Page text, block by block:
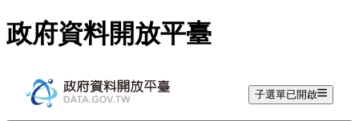
跳至主要內容
政府資料開放平臺
子選單已開啟